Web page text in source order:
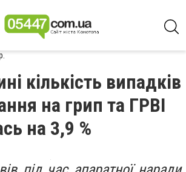
кількість випадків
на грип та ГРВІ
на 3,9 %